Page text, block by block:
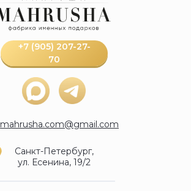
Санкт-Петербург,
ул. Есенина, 19/2
mahrusha.com@gmail.com
+7 (905) 207-27-
70